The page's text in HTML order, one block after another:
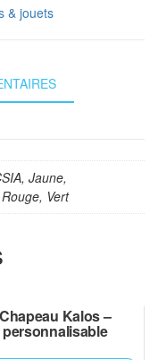
& jouets
Jaune,
Vert
Chapeau Kalos –
personnalisable